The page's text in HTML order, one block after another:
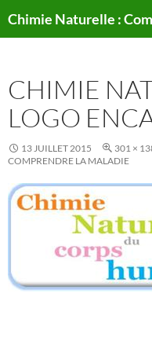
au
CHIMIE
LOGO
13 JUILLET 2015 301 ×
COMPRENDRE LA MALADIE